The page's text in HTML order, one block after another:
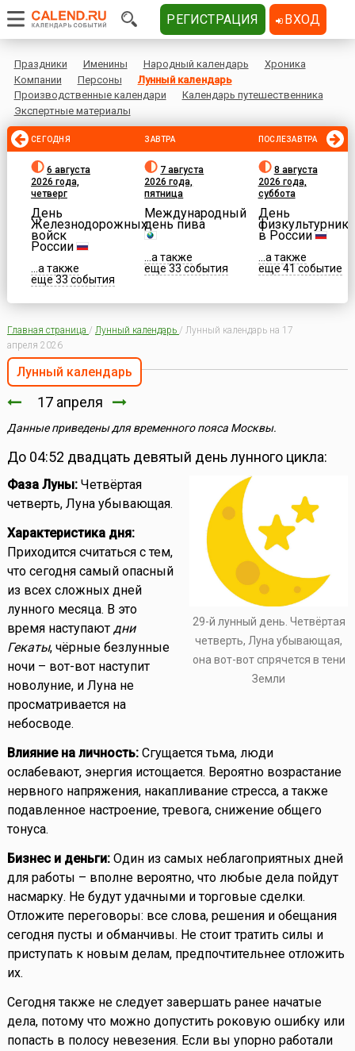
Праздники Именины Народный календарь
Хроника
Компании
Персоны
Лунный календарь
Производственные календари
Календарь путешественника
Экспертные материалы
СЕГОДНЯ
6 августа
2026 года,
четверг
День
Железнодорожных
войск
России
...а также
еще 33 события
ЗАВТРА
7 августа
2026 года,
пятница
Международный
день пива
...а также
еще 33 события
ПОСЛЕЗАВТРА
8 августа
2026 года,
суббота
День
физкультурника
в России
...а также
еще 41 событие
Главная страница / Лунный календарь / Лунный календарь на 17
апреля 2026
Лунный календарь
17 апреля
Данные приведены для временного пояса Москвы.
До 04:52 двадцать девятый день лунного цикла:
29-й лунный день. Четвёртая
четверть, Луна убывающая,
она вот-вот спрячется в тени
Земли
Фаза Луны:Четвёртая
четверть, Луна убывающая.
Характеристика дня:
Приходится считаться с тем,
что сегодня самый опасный
из всех сложных дней
лунного месяца. В это
время наступают дни
Гекаты, чёрные безлунные
ночи – вот-вот наступит
новолуние, и Луна не
просматривается на
небосводе.
Влияние на личность:Сгущается тьма, люди
ослабевают, энергия истощается. Вероятно возрастание
нервного напряжения, накапливание стресса, а также
подавленное настроение, тревога, снижение общего
тонуса.
Бизнес и деньги:Один из самых неблагоприятных дней
для работы – вполне вероятно, что любые дела пойдут
насмарку. Не будут удачными и торговые сделки.
Отложите переговоры: все слова, решения и обещания
сегодня пусты и обманчивы. Не стоит тратить силы и
приступать к новым делам, предпочтительнее отложить
их.
Сегодня также не следует завершать ранее начатые
дела, потому что можно допустить роковую ошибку или
попасть в полосу невезения. Если вы упорно работали
РЕГИСТРАЦИЯ ВХОД